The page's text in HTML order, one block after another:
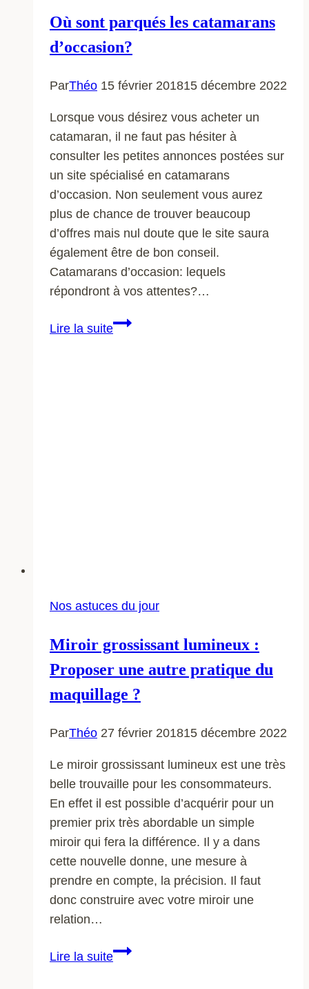
Où sont parqués les catamarans
d’occasion?
ParThéo 15 février 201815 décembre 2022
Lorsque vous désirez vous acheter un
catamaran, il ne faut pas hésiter à
consulter les petites annonces postées sur
un site spécialisé en catamarans
d’occasion. Non seulement vous aurez
plus de chance de trouver beaucoup
d’offres mais nul doute que le site saura
également être de bon conseil.
Catamarans d’occasion: lequels
répondront à vos attentes?…
Lire la suiteOù
Nos astuces du jour
Miroir grossissant lumineux :
Proposer une autre pratique du
maquillage ?
ParThéo 27 février 201815 décembre 2022
Le miroir grossissant lumineux est une très
belle trouvaille pour les consommateurs.
En effet il est possible d’acquérir pour un
premier prix très abordable un simple
miroir qui fera la différence. Il y a dans
cette nouvelle donne, une mesure à
prendre en compte, la précision. Il faut
donc construire avec votre miroir une
relation…
Lire la suiteMiroir